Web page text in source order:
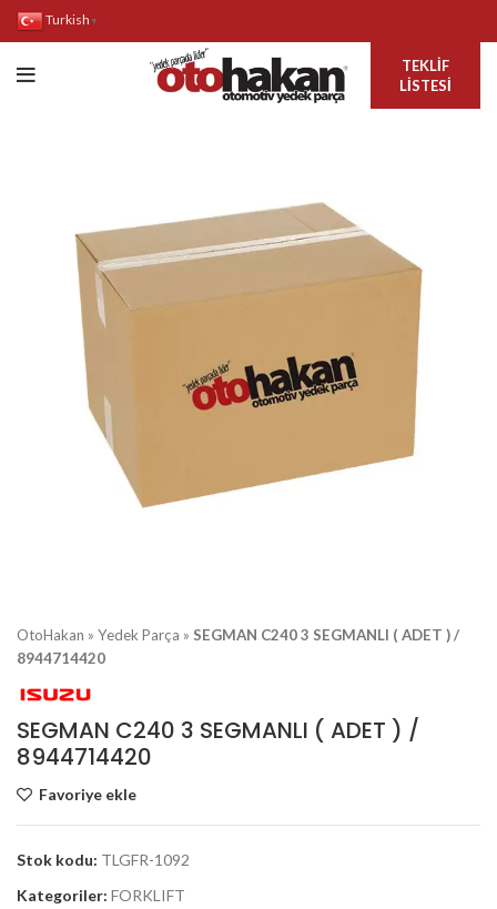
Turkish ▼
TEKLIF
LISTESI
OtoHakan » Yedek Parça » SEGMAN C240 3 SEGMANLI ( ADET ) /
8944714420
SEGMAN C240 3 SEGMANLI ( ADET ) /
8944714420
Favoriye ekle
Stok kodu: TLGFR-1092
Kategoriler: FORKLIFT